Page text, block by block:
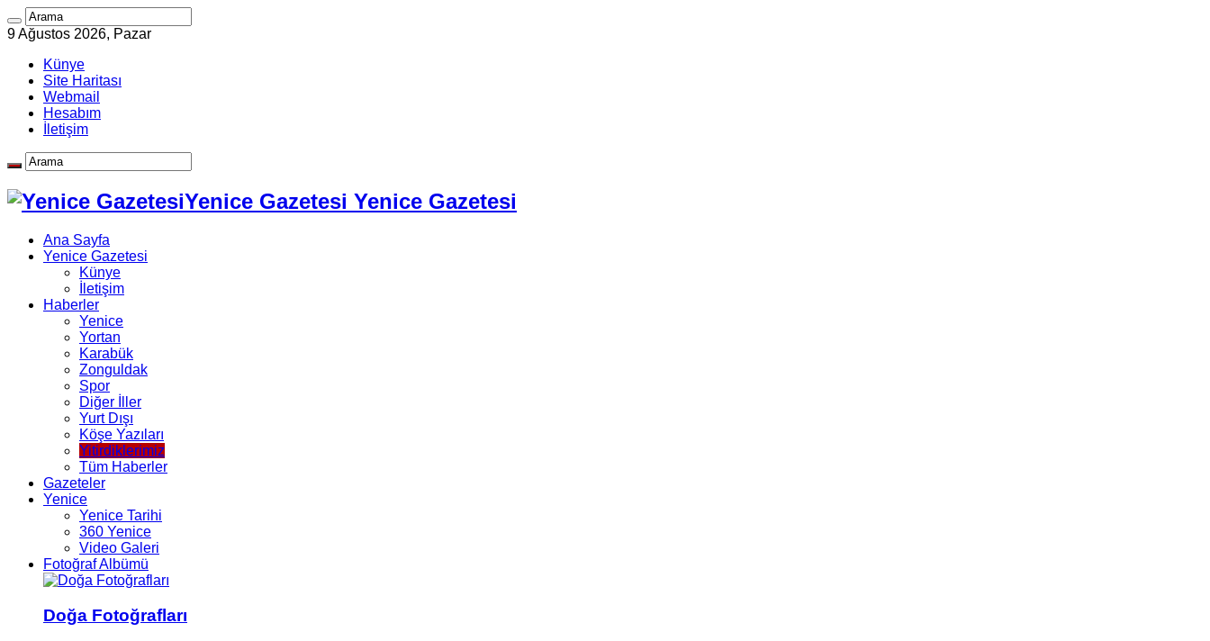
9 Ağustos 2026, Pazar
Künye
Site Haritası
Webmail
Hesabım
İletişim
Yenice Gazetesi Yenice Gazetesi
Ana Sayfa
Yenice Gazetesi
Künye
İletişim
Haberler
Yenice
Yortan
Karabük
Zonguldak
Spor
Diğer İller
Yurt Dışı
Köşe Yazıları
Yitirdiklerimiz
Tüm Haberler
Gazeteler
Yenice
Yenice Tarihi
360 Yenice
Video Galeri
Fotoğraf Albümü
Doğa Fotoğrafları